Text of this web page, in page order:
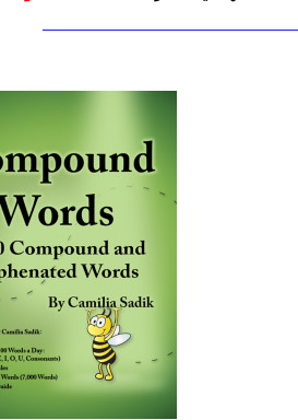
—————————————